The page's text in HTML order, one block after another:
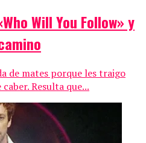
Will You Follow» y
de mates porque les traigo
Resulta que...